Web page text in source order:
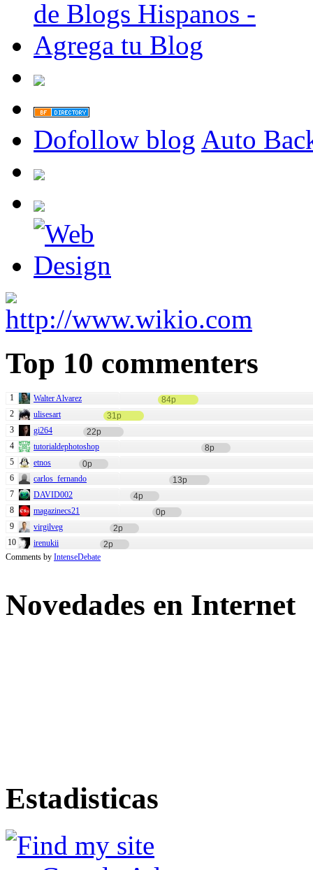
Dofollow blog Auto
Top 10 commenters
1 Walter Alvarez
84p
2
ulisesart
31p
3
gi264
22p
4
tutorialdephotoshop
8p
5
etnos
0p
6
carlos_fernando
13p
7
DAVID002
4p
8
magazinecs21
0p
9
virgilveg
2p
10
irenukii
2p
Comments by IntenseDebate
Novedades en Internet
Estadisticas